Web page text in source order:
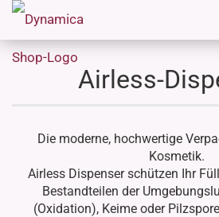
Airless-
Die moderne, hochwertige
Kosmetik.
Airless Dispenser schützen Ihr
Bestandteilen der
(Oxidation), Keime oder